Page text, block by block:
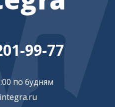
99-77
по будням